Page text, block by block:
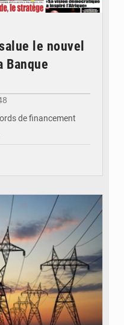
le nouvel
Banque
de financement